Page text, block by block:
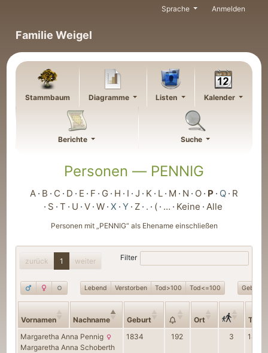
Familie Weigel
Sprache Anmelden
Stammbaum Diagramme Listen Kalender
Berichte Suche
Personen — PENNIG
A B C D E F G H I J K L M N O P Q R
S T U V W X Y Z . ( … Keine Alle
Personen mit „PENNIG“ als Ehename einschließen
zurück 1 weiter Filter
Lebend Verstorben Tod>100 Tod<=100
Vornamen Nachname Geburt Ort
Tod
Margaretha Anna Pennig
Margaretha Anna Schoberth
1834 192 3 1877